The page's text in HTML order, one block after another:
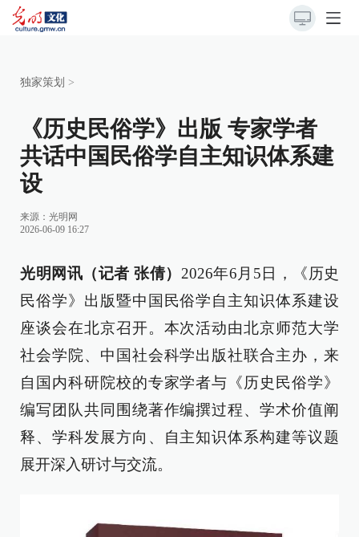
独家策划 >
《历史民俗学》出版 专家学者
共话中国民俗学自主知识体系建
设
来源： 光明网
2026-06-09 16:27
光明网讯（记者 张倩） 2026年6月5日，《历史
民俗学》出版暨中国民俗学自主知识体系建设
座谈会在北京召开。本次活动由北京师范大学
社会学院、中国社会科学出版社联合主办，来
自国内科研院校的专家学者与《历史民俗学》
编写团队共同围绕著作编撰过程、学术价值阐
释、学科发展方向、自主知识体系构建等议题
展开深入研讨与交流。